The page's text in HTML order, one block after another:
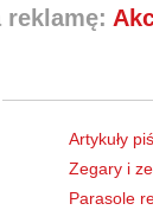
reklamę:
Artykuły
Zegary i
Parasole